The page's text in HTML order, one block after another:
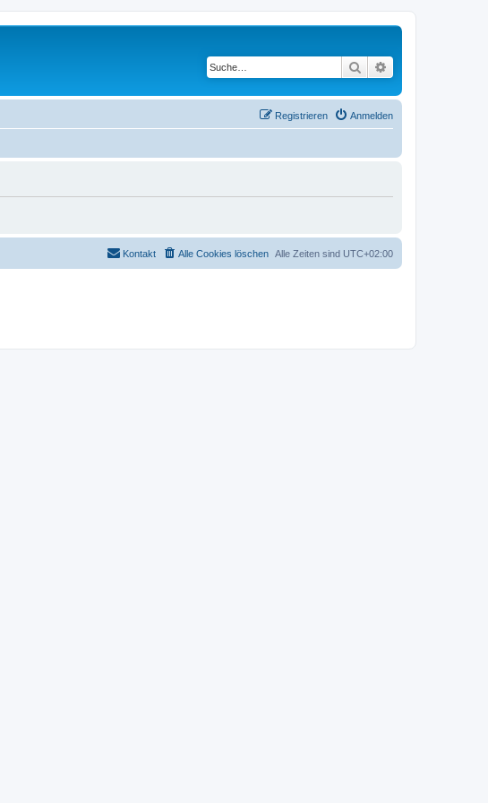
Suche
Anmelden
Registrieren
Alle Zeiten sind UTC+02:00
Alle Cookies löschen
Kontakt